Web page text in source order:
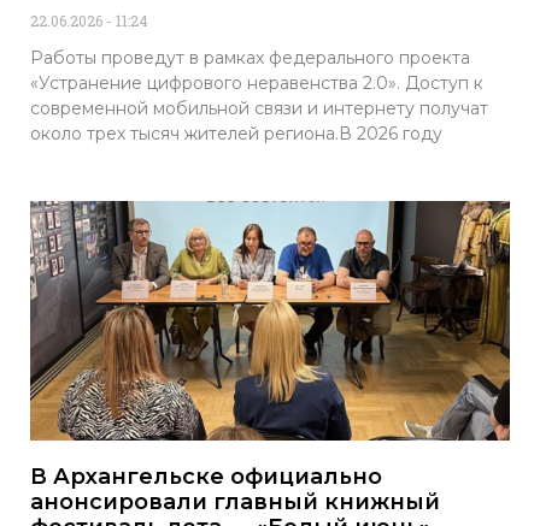
22.06.2026 11:24
Работы проведут в рамках федерального проекта
«Устранение цифрового неравенства 2.0». Доступ к
современной мобильной связи и интернету получат
около трех тысяч жителей региона.В 2026 году
В Архангельске официально
анонсировали главный книжный